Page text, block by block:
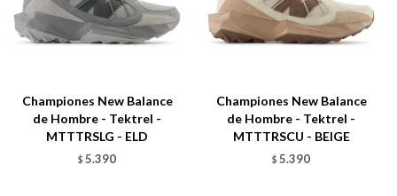
Championes New Balance
de Hombre - Tektrel -
MTTTRSLG - ELD
$ 5.390
Championes New Balance
de Hombre - Tektrel -
MTTTRSCU - BEIGE
$ 5.390